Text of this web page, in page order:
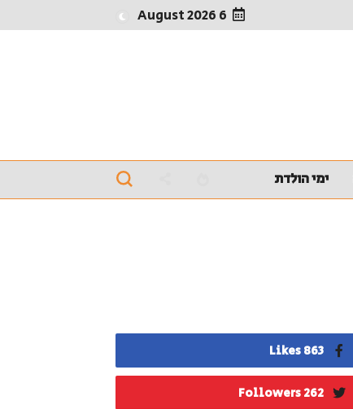
6 August 2026
ימי הולדת
863 Likes
262 Followers